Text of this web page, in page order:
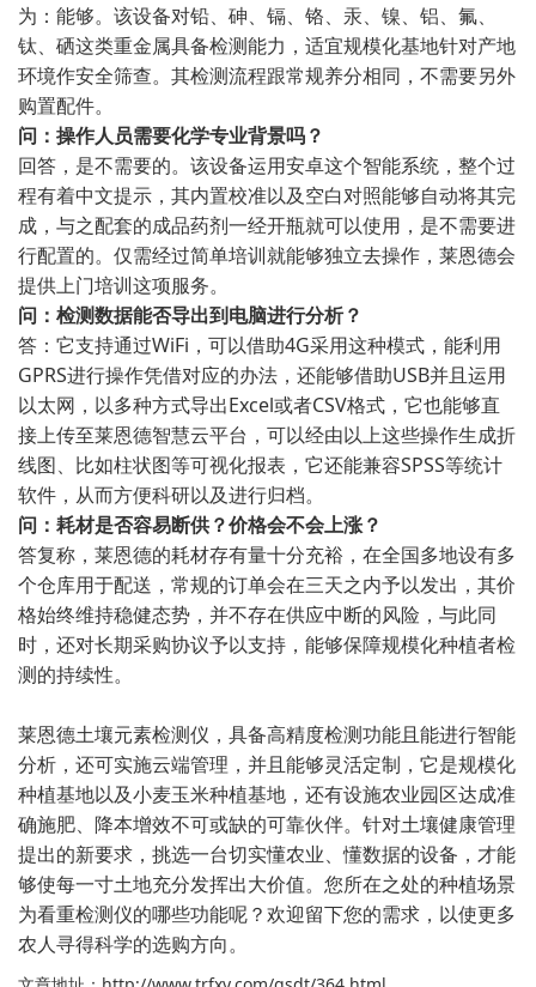
为：能够。该设备对铅、砷、镉、铬、汞、镍、铝、氟、
钛、硒这类重金属具备检测能力，适宜规模化基地针对产地
环境作安全筛查。其检测流程跟常规养分相同，不需要另外
购置配件。
问：操作人员需要化学专业背景吗？
回答，是不需要的。该设备运用安卓这个智能系统，整个过
程有着中文提示，其内置校准以及空白对照能够自动将其完
成，与之配套的成品药剂一经开瓶就可以使用，是不需要进
行配置的。仅需经过简单培训就能够独立去操作，莱恩德会
提供上门培训这项服务。
问：检测数据能否导出到电脑进行分析？
答：它支持通过WiFi，可以借助4G采用这种模式，能利用
GPRS进行操作凭借对应的办法，还能够借助USB并且运用
以太网，以多种方式导出Excel或者CSV格式，它也能够直
接上传至莱恩德智慧云平台，可以经由以上这些操作生成折
线图、比如柱状图等可视化报表，它还能兼容SPSS等统计
软件，从而方便科研以及进行归档。
问：耗材是否容易断供？价格会不会上涨？
答复称，莱恩德的耗材存有量十分充裕，在全国多地设有多
个仓库用于配送，常规的订单会在三天之内予以发出，其价
格始终维持稳健态势，并不存在供应中断的风险，与此同
时，还对长期采购协议予以支持，能够保障规模化种植者检
测的持续性。
莱恩德土壤元素检测仪，具备高精度检测功能且能进行智能
分析，还可实施云端管理，并且能够灵活定制，它是规模化
种植基地以及小麦玉米种植基地，还有设施农业园区达成准
确施肥、降本增效不可或缺的可靠伙伴。针对土壤健康管理
提出的新要求，挑选一台切实懂农业、懂数据的设备，才能
够使每一寸土地充分发挥出大价值。您所在之处的种植场景
为看重检测仪的哪些功能呢？欢迎留下您的需求，以使更多
农人寻得科学的选购方向。